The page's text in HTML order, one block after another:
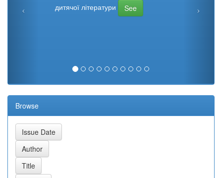
дитячої літератури
See
Browse